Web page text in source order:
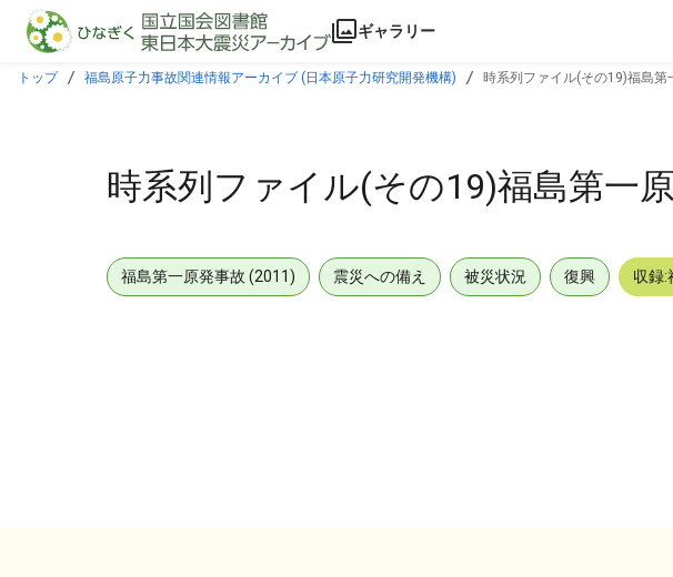
本文に飛ぶ
ギャラリー
トップ 福島原子力事故関連情報アーカイブ (日本原子力研究開発機構) 時系列ファイル(その19)福島第
時系列ファイル(その19)福島第一
福島第一原発事故 (2011) 震災への備え 被災状況 復興 収録: